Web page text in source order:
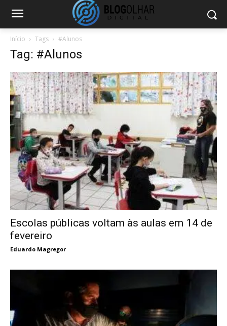
Início Tags #Alunos
Tag: #Alunos
Escolas públicas voltam às aulas em 14 de
fevereiro
Eduardo Magregor